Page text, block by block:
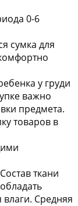
0-6
сумка для
у груди
важно
предмета.
товаров в
ткани
Средняя